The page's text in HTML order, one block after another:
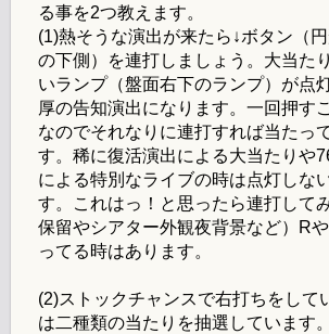
る事を2つ教えます。
(1)熱そうな演出が来たら↓ボタン（
の下側）を連打しましょう。大当た
いランプ（盤面右下のランプ）が点
厚の告知演出になります。一回押す
なのでそれなりに連打すれば当たっ
す。稀に復活演出による大当たりや
による特別なライブの時は点灯しな
す。これはっ！と思ったら連打して
保留やシアター外観夜背景など）R
ってる時はあります。
(2)ストックチャンスで右打ちをして
は二種類の当たりを抽選しています